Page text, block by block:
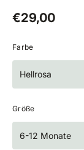
Regulärer
€29,00
Farbe
Hellrosa
Größe
6-12 Monate